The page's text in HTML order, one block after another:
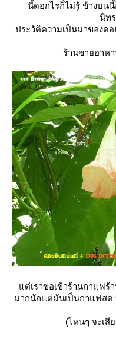
นี้ดอกไรก็ไม่รู้ ข้างบน
นิท
ประวัติความเป็นมาของด
ร้านขายอาหา
ต่เราขอเข้าร้านกาแฟร้
มากนักแต่มันเป็นกาแฟสด
(ไหนๆ จะเสี